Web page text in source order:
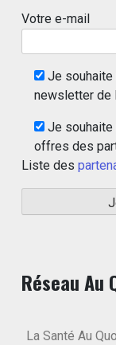
Votre e-mail
Je souhaite
newsletter de
Je souhaite
offres des
Liste des
Réseau Au
La Santé Au